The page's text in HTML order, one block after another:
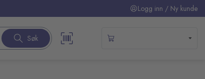
Logg inn / Ny kunde
Søk